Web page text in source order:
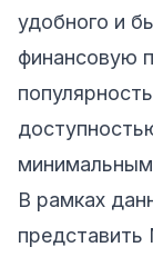
удобного и
финансовую
В рамках
представить